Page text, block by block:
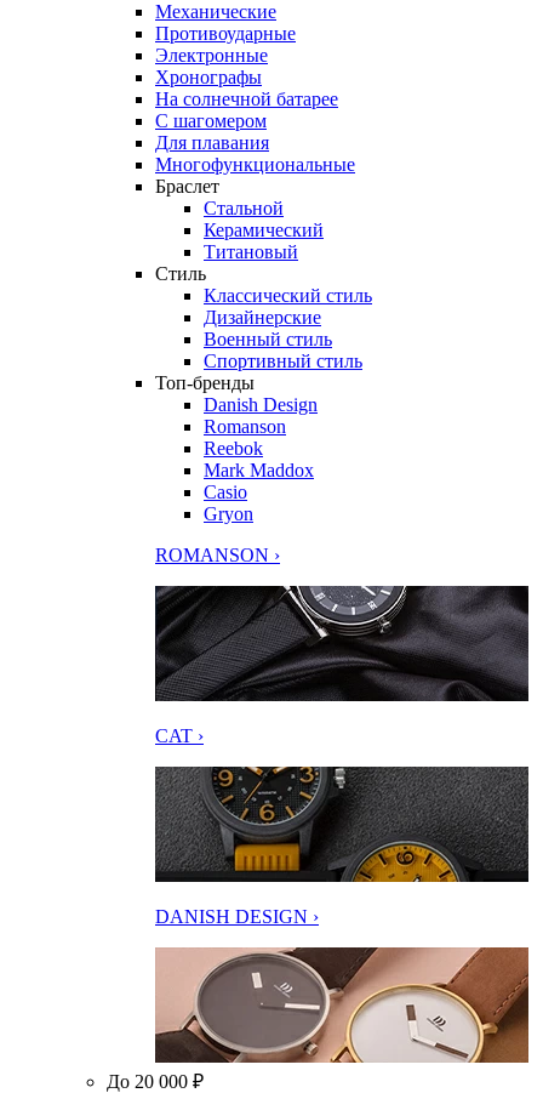
Механические
Противоударные
Электронные
Хронографы
На солнечной батарее
С шагомером
Для плавания
Многофункциональные
Браслет
Стальной
Керамический
Титановый
Стиль
Классический стиль
Дизайнерские
Военный стиль
Спортивный стиль
Топ-бренды
Danish Design
Romanson
Reebok
Mark Maddox
Casio
Gryon
ROMANSON ›
CAT ›
DANISH DESIGN ›
До 20 000 ₽